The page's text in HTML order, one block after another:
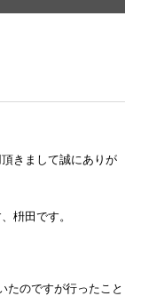
きまして誠にありが
枡田です。
たのですが行ったこと